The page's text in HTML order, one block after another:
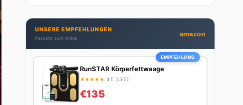
unterhaltsam und immer nah dran. Wenn Maik
nicht gerade den heißesten Tratsch aus der
Promi-Welt aufspürt oder die besten Lifestyle-
Empfehlungen zusammenstellt, findet man ihn
beim Wandern in den Schweizer Alpen, am Grill mit
Freunden oder auf der Suche nach dem perfekten
Espresso. Sein Motto: Lieber einmal richtig als
zehnmal halb.
UNSERE EMPFEHLUNGEN
Passend zum Artikel
amazon
EMPFEHLUNG
RunSTAR Körperfettwaage
★★★★★ 4.5 (4500)
€135